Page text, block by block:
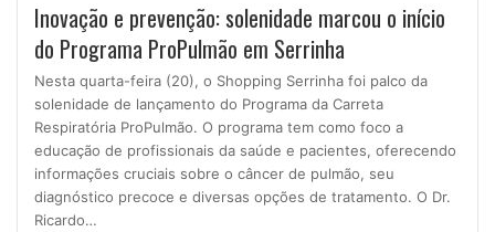
Inovação e prevenção: solenidade marcou o início
do Programa ProPulmão em Serrinha
Nesta quarta-feira (20), o Shopping Serrinha foi palco da
solenidade de lançamento do Programa da Carreta
Respiratória ProPulmão. O programa tem como foco a
educação de profissionais da saúde e pacientes, oferecendo
informações cruciais sobre o câncer de pulmão, seu
diagnóstico precoce e diversas opções de tratamento. O Dr.
Ricardo…